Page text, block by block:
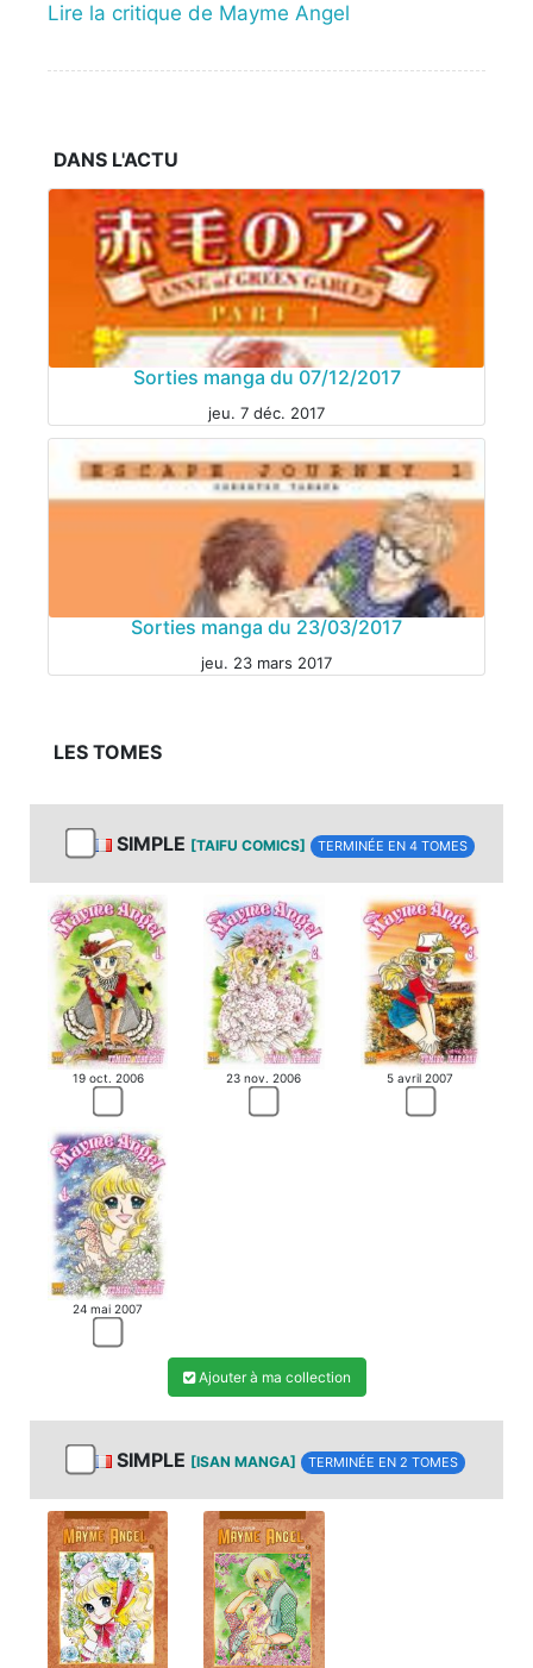
Lire la critique de Mayme Angel
DANS L'ACTU
MANGA
Sorties manga du 07/12/2017
jeu. 7 déc. 2017
MANGA
Sorties manga du 23/03/2017
jeu. 23 mars 2017
LES TOMES
SIMPLE [TAIFU COMICS] TERMINÉE EN 4 TOMES
19 oct. 2006 23 nov. 2006 5 avril 2007
24 mai 2007
Ajouter à ma collection
SIMPLE [ISAN MANGA] TERMINÉE EN 2 TOMES